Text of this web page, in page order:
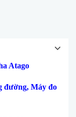
Atago
đường, Máy đo